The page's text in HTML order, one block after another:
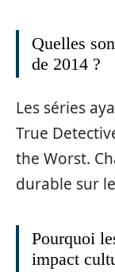
Quelles
de 2014 ?
Les séries
True
the Worst.
durable sur
Pourquoi
impact